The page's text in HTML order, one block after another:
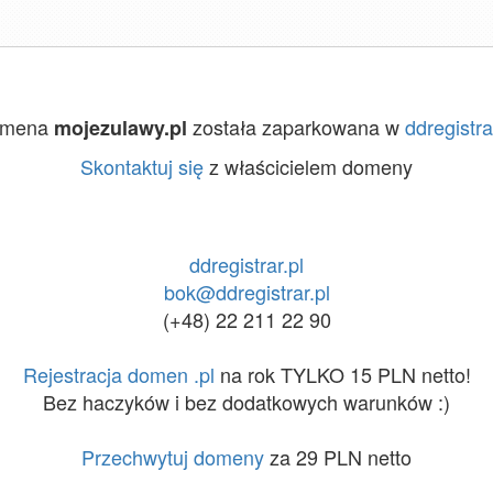
mojezulawy.pl została zaparkowana w
Skontaktuj sięz właścicielem domeny
ddregistrar.pl
bok@ddregistrar.pl
(+48) 22 211 22 90
Rejestracja domen .pl na rok TYLKO 15 PLN netto!
Bez haczyków i bez dodatkowych warunków :)
Przechwytuj domenyza 29 PLN netto